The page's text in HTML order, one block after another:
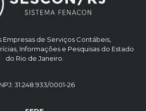
Empresas de Serviços Contábeis,
Informações e Pesquisas do Estado
do Rio de Janeiro.
31.248.933/0001-26